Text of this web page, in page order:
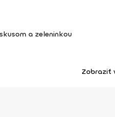
a zeleninkou
Zobraziť